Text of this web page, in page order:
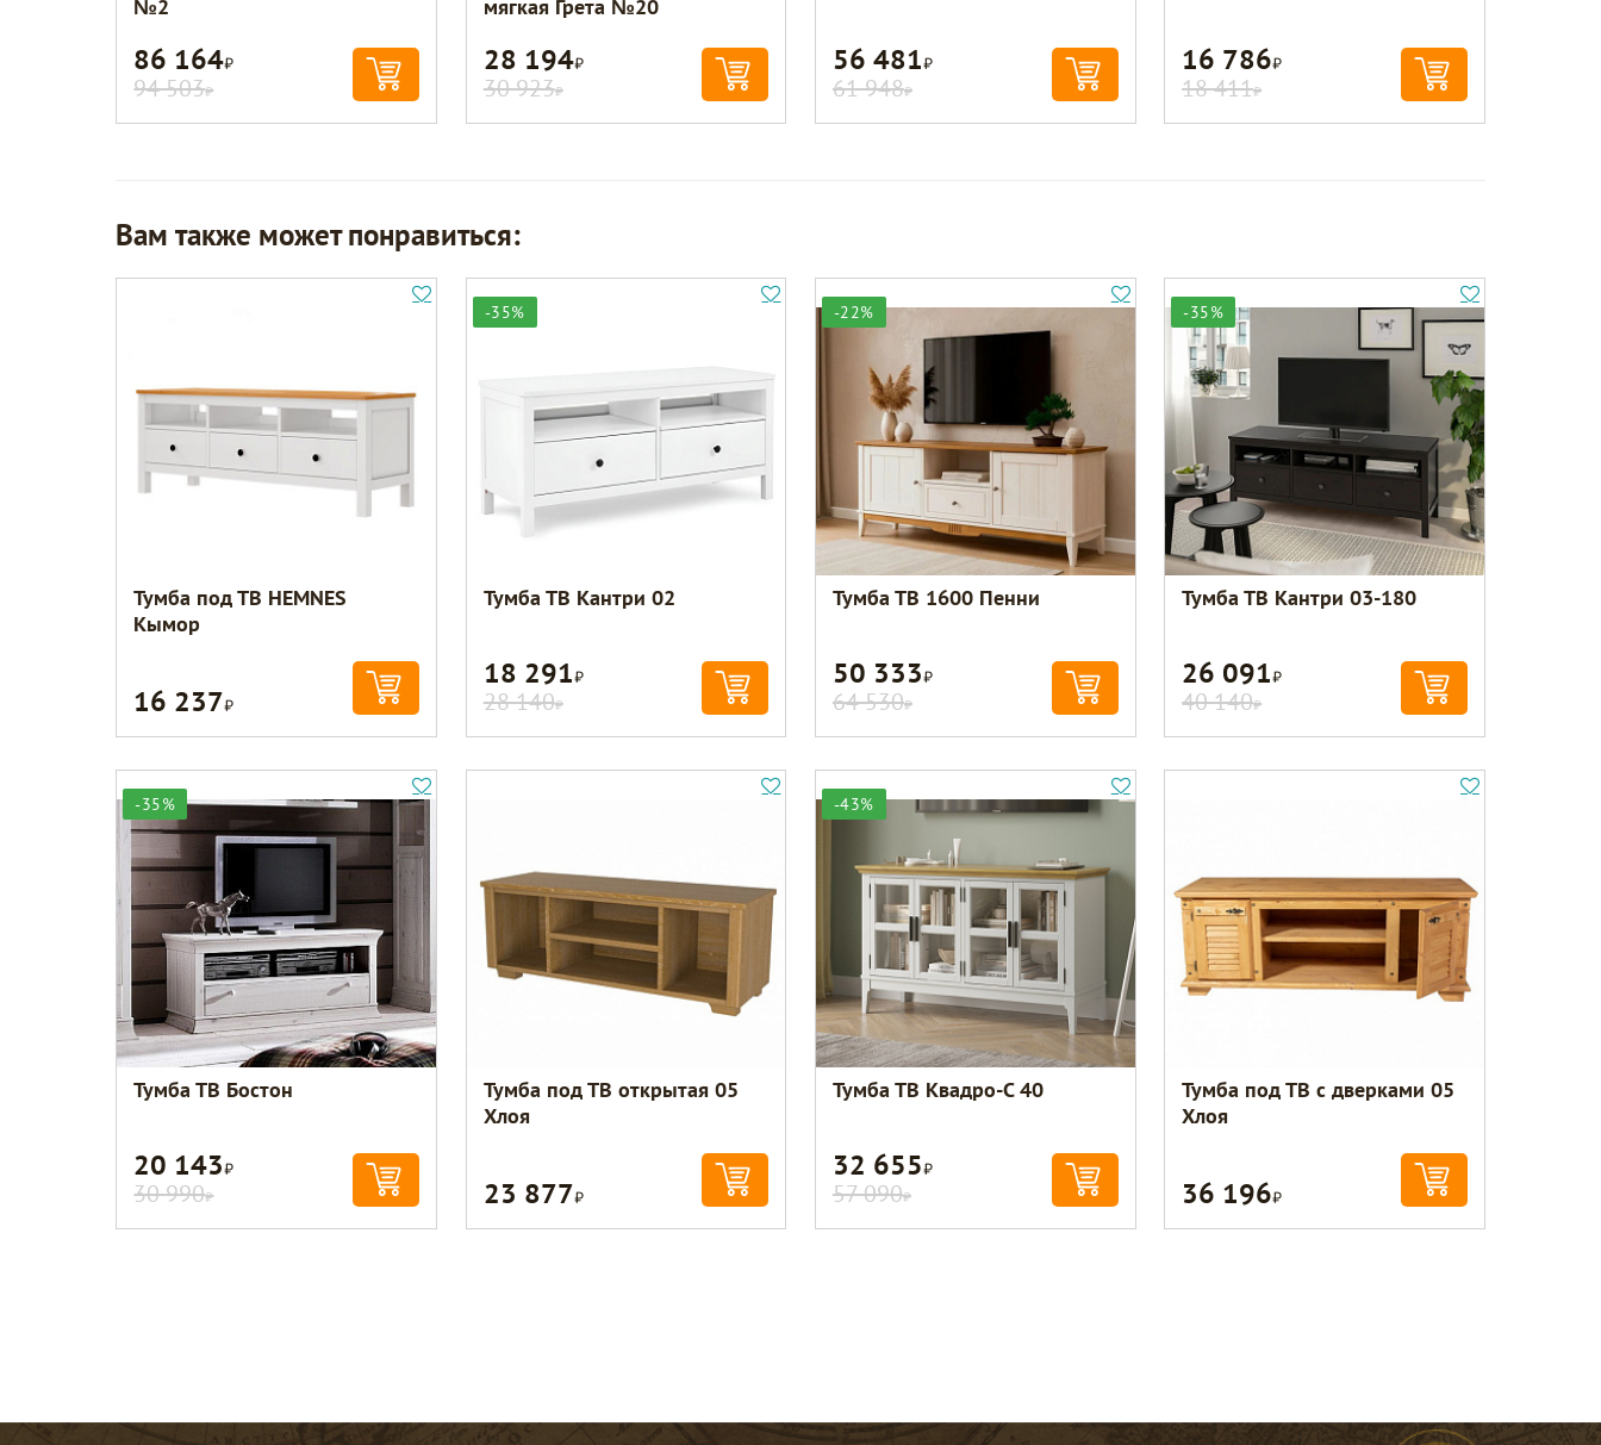
покупателях. Подскажу по
№2
86 164Р
94 503Р
мягкая Грета №20
28 194Р
30 923Р
56 481Р
61 948Р
16 786Р
18 411Р
Вам также может понравиться:
Тумба под ТВ HEMNES
Кымор
16 237Р
-35%
Тумба ТВ Кантри 02
18 291Р
28 140Р
-22%
Тумба ТВ 1600 Пенни
50 333Р
64 530Р
-35%
Тумба ТВ Кантри 03-180
26 091Р
40 140Р
-35%
Тумба ТВ Бостон
20 143Р
30 990Р
Тумба под ТВ открытая 05
Хлоя
23 877Р
-43%
Тумба ТВ Квадро-С 40
32 655Р
57 090Р
Тумба под ТВ с дверками 05
Хлоя
36 196Р